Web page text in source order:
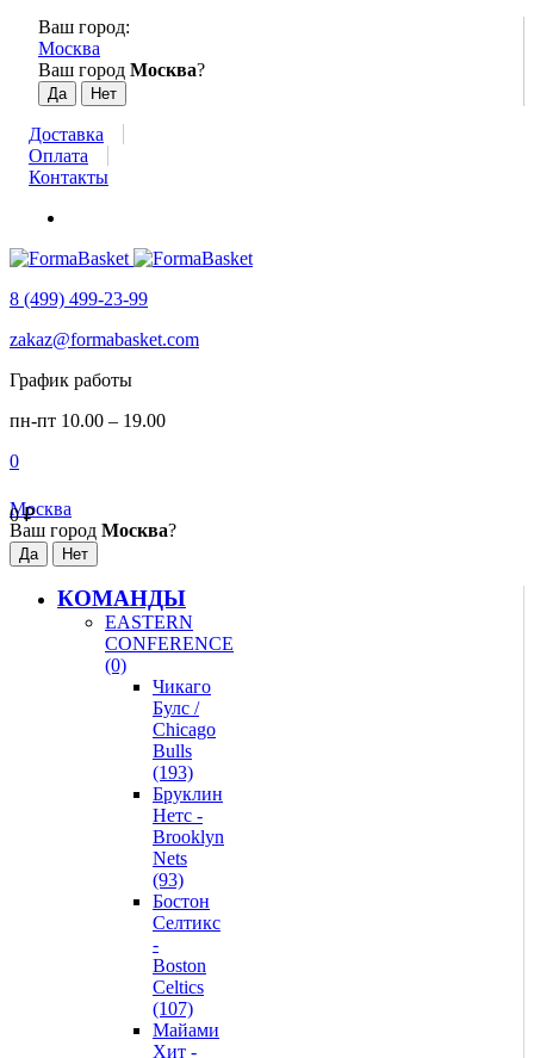
Ваш город:
Москва
Ваш город Москва?
Доставка
Оплата
Контакты
8 (499) 499-23-99
zakaz@formabasket.com
График работы
пн-пт 10.00 – 19.00
0
0₽
Москва
Ваш город Москва?
КОМАНДЫ
EASTERN
CONFERENCE
(0)
Чикаго
Булс /
Chicago
Bulls
(193)
Бруклин
Нетс -
Brooklyn
Nets
(93)
Бостон
Селтикс
-
Boston
Celtics
(107)
Майами
Хит -